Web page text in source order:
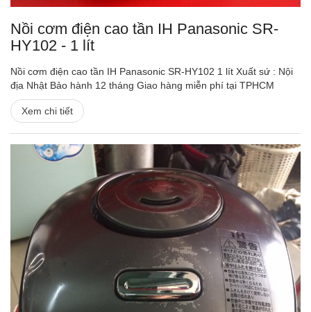
Nồi cơm điện cao tần IH Panasonic SR-
HY102 - 1 lít
Nồi cơm điện cao tần IH Panasonic SR-HY102 1 lít Xuất sứ : Nội
địa Nhật Bảo hành 12 tháng Giao hàng miễn phí tại TPHCM
Xem chi tiết